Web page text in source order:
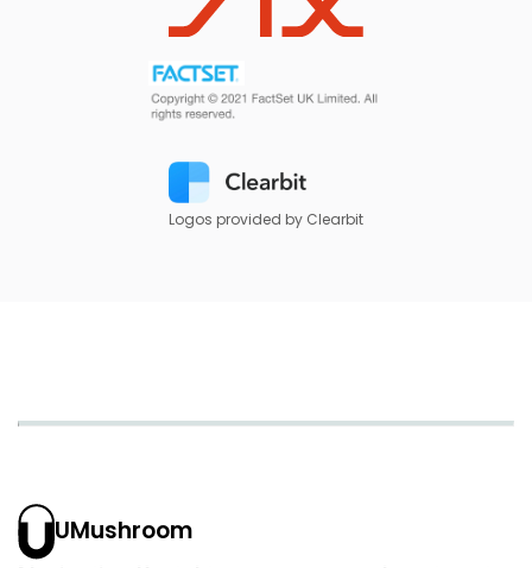
Logos provided by Clearbit
UMushroom